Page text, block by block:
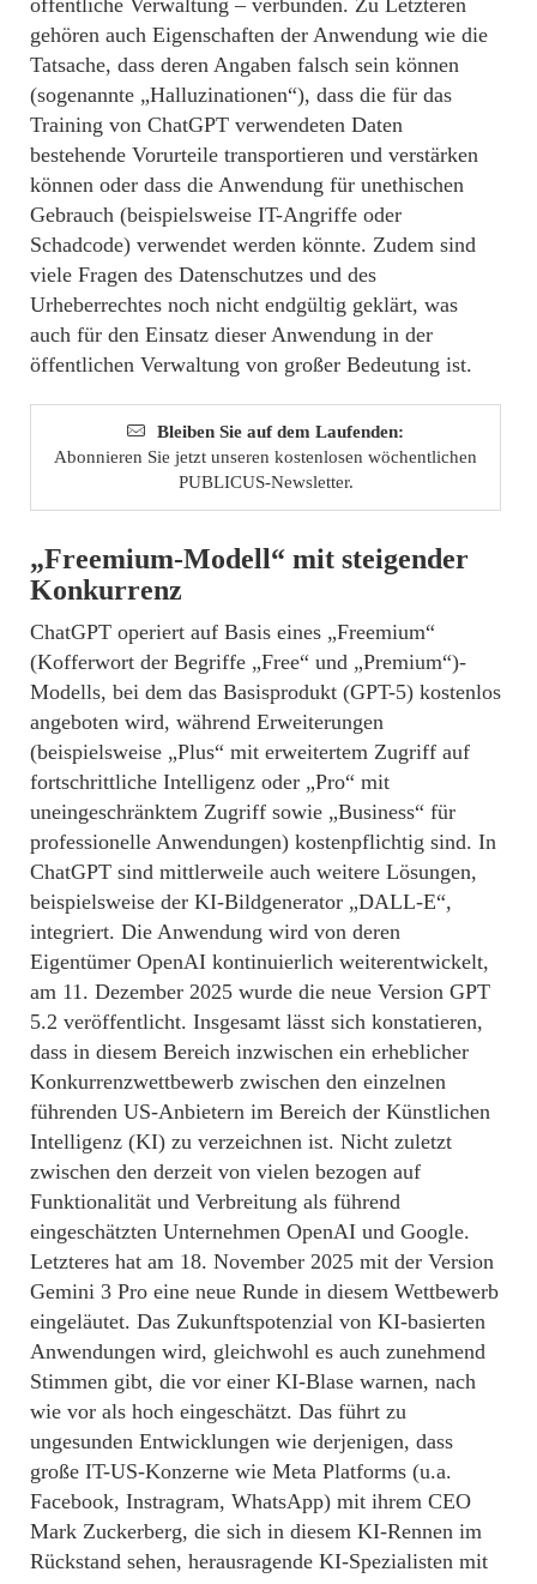
gehören auch Eigenschaften der Anwendung wie die
Tatsache, dass deren Angaben falsch sein können
(sogenannte „Halluzinationen“), dass die für das
Training von ChatGPT verwendeten Daten
bestehende Vorurteile transportieren und verstärken
können oder dass die Anwendung für unethischen
Gebrauch (beispielsweise IT-Angriffe oder
Schadcode) verwendet werden könnte. Zudem sind
viele Fragen des Datenschutzes und des
Urheberrechtes noch nicht endgültig geklärt, was
auch für den Einsatz dieser Anwendung in der
öffentlichen Verwaltung von großer Bedeutung ist.
Bleiben Sie auf dem Laufenden:
Abonnieren Sie jetzt unseren kostenlosen wöchentlichen
PUBLICUS-Newsletter.
„Freemium-Modell“ mit steigender
Konkurrenz
ChatGPT operiert auf Basis eines „Freemium“
(Kofferwort der Begriffe „Free“ und „Premium“)-
Modells, bei dem das Basisprodukt (GPT-5) kostenlos
angeboten wird, während Erweiterungen
(beispielsweise „Plus“ mit erweitertem Zugriff auf
fortschrittliche Intelligenz oder „Pro“ mit
uneingeschränktem Zugriff sowie „Business“ für
professionelle Anwendungen) kostenpflichtig sind. In
ChatGPT sind mittlerweile auch weitere Lösungen,
beispielsweise der KI-Bildgenerator „DALL-E“,
integriert. Die Anwendung wird von deren
Eigentümer OpenAI kontinuierlich weiterentwickelt,
am 11. Dezember 2025 wurde die neue Version GPT
5.2 veröffentlicht. Insgesamt lässt sich konstatieren,
dass in diesem Bereich inzwischen ein erheblicher
Konkurrenzwettbewerb zwischen den einzelnen
führenden US-Anbietern im Bereich der Künstlichen
Intelligenz (KI) zu verzeichnen ist. Nicht zuletzt
zwischen den derzeit von vielen bezogen auf
Funktionalität und Verbreitung als führend
eingeschätzten Unternehmen OpenAI und Google.
Letzteres hat am 18. November 2025 mit der Version
Gemini 3 Pro eine neue Runde in diesem Wettbewerb
eingeläutet. Das Zukunftspotenzial von KI-basierten
Anwendungen wird, gleichwohl es auch zunehmend
Stimmen gibt, die vor einer KI-Blase warnen, nach
wie vor als hoch eingeschätzt. Das führt zu
ungesunden Entwicklungen wie derjenigen, dass
große IT-US-Konzerne wie Meta Platforms (u.a.
Facebook, Instragram, WhatsApp) mit ihrem CEO
Mark Zuckerberg, die sich in diesem KI-Rennen im
Rückstand sehen, herausragende KI-Spezialisten mit